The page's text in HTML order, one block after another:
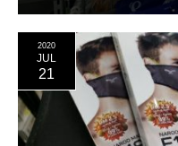
2020
JUL
21